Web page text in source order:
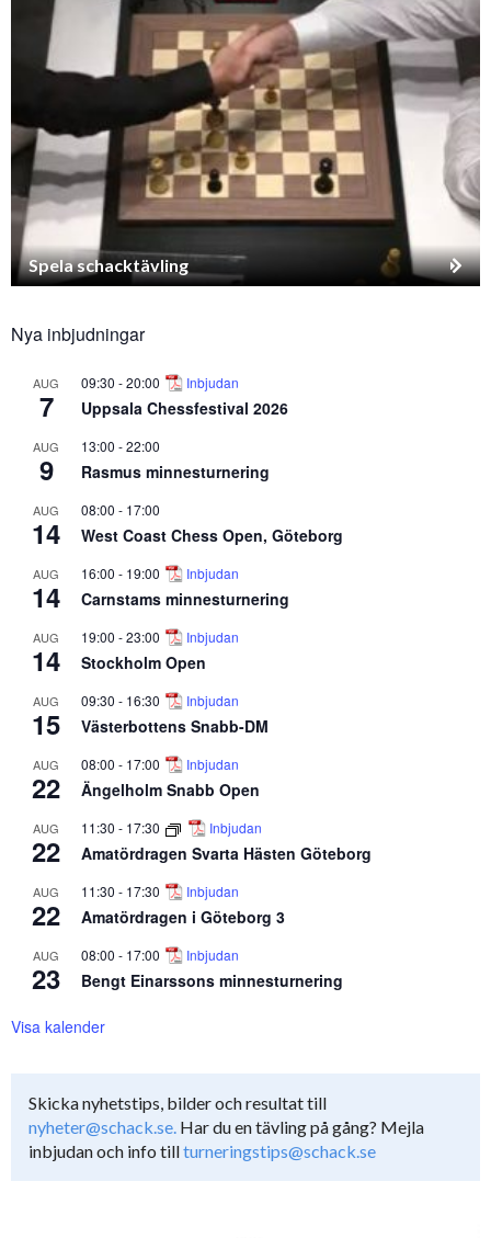
Spela schacktävling
Nya inbjudningar
AUG
7
09:30 -20:00 Inbjudan
Uppsala Chessfestival 2026
AUG
9
13:00 -22:00
Rasmus minnesturnering
AUG
14
08:00 - 17:00
West Coast Chess Open, Göteborg
AUG
14
16:00 - 19:00 Inbjudan
Carnstams minnesturnering
AUG
14
19:00 -23:00 Inbjudan
Stockholm Open
AUG
15
09:30 - 16:30 Inbjudan
Västerbottens Snabb-DM
AUG
22
08:00 - 17:00 Inbjudan
Ängelholm Snabb Open
AUG
22
11:30 - 17:30 Inbjudan
Amatördragen Svarta Hästen Göteborg
AUG
22
11:30 - 17:30 Inbjudan
Amatördragen i Göteborg 3
AUG
23
08:00 - 17:00 Inbjudan
Bengt Einarssons minnesturnering
Visa kalender
Skicka nyhetstips, bilder och resultat till
nyheter@schack.se. Har du en tävling på gång? Mejla
inbjudan och info tillturneringstips@schack.se